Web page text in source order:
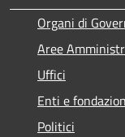
Organi di
Aree
Uffici
Enti e
Politici